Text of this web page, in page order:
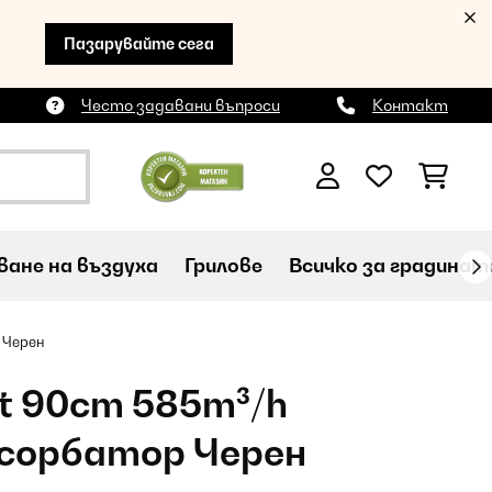
Пазарувайте сега
Често задавани въпроси Контакт
на въздуха Грилове Всичко за
90cm 585m³/h
Черен